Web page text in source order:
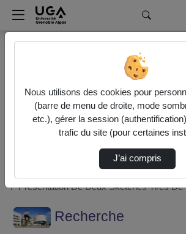
Bonjour, votre serveur vidéo a été mis à
en train de finaliser son optimisation.
vidéos fonctionne (ne pas tenir compte du
actuel à la fin de votre encodage).
Les pratiques théâtrales dans
Présentation De Deux Sketches Tirés
Recherche
Nous utilisons des cookies pour
(barre de menu de droite, mode
etc.), gérer la session
trafic du site (pour certaines
J’ai compris